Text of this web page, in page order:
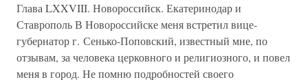
Глава LXXVIII. Новороссийск. Екатеринодар и
Ставрополь В Новороссийске меня встретил вице-
губернатор г. Сенько-Поповский, известный мне, по
отзывам, за человека церковного и религиозного, и повел
меня в город. Не помню подробностей своего